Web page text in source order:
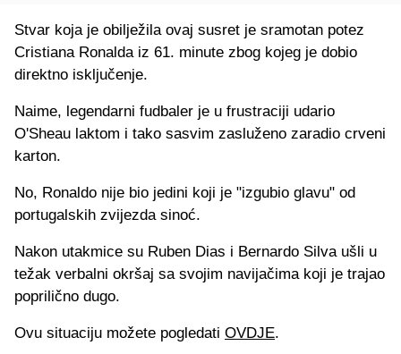
Stvar koja je obilježila ovaj susret je sramotan potez
Cristiana Ronalda iz 61. minute zbog kojeg je dobio
direktno isključenje.
Naime, legendarni fudbaler je u frustraciji udario
O'Sheau laktom i tako sasvim zasluženo zaradio crveni
karton.
No, Ronaldo nije bio jedini koji je "izgubio glavu" od
portugalskih zvijezda sinoć.
Nakon utakmice su Ruben Dias i Bernardo Silva ušli u
težak verbalni okršaj sa svojim navijačima koji je trajao
poprilično dugo.
Ovu situaciju možete pogledati OVDJE.